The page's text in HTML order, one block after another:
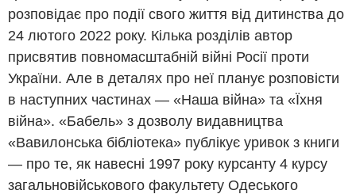
розповідає про події свого життя від дитинства до
24 лютого 2022 року. Кілька розділів автор
присвятив повномасштабній війні Росії проти
України. Але в деталях про неї планує розповісти
в наступних частинах — «Наша війна» та «Їхня
війна». «Бабель» з дозволу видавництва
«Вавилонська бібліотека» публікує уривок з книги
— про те, як навесні 1997 року курсанту 4 курсу
загальновійськового факультету Одеського